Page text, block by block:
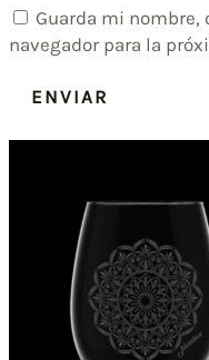
Guarda mi nombre,
navegador para la